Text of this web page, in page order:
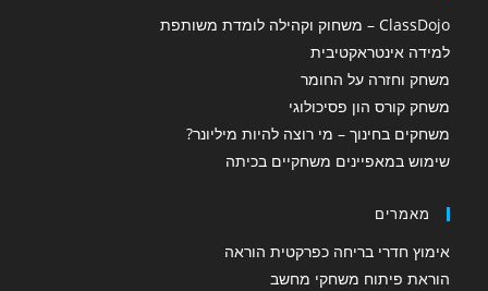
ClassDojo – משחוק וקהילה לומדת משותפת
למידה אינטראקטיבית
משחק וחזרה על החומר
משחק קורס הון פסיכולוגי
משחקים בחינוך – מי רוצה להיות מיליונר?
שימוש במאפיינים משחקיים בכיתה
מאמרים
אימוץ חדרי בריחה כפרקטית הוראה
הוראת פיתוח משחקי מחשב